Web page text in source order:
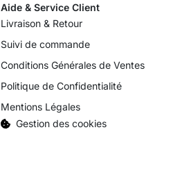
Aide & Service Client
Livraison & Retour
Suivi de commande
Conditions Générales de Ventes
Politique de Confidentialité
Mentions Légales
Gestion des cookies